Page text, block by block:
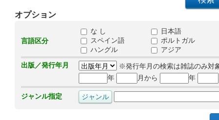
オプション
言語区分
な し
日本語
スペイン語
ポルトガル
ハングル
アジア
出版／発行年月
※発行年月の検索は雑誌のみ対
年
月から 年
ジャンル指定